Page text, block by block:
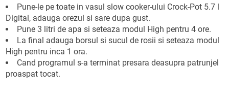
Pune-le pe toate in vasul slow cooker-ului Crock-Pot 5.7 l
Digital, adauga orezul si sare dupa gust.
Pune 3 litri de apa si seteaza modul High pentru 4 ore.
La final adauga borsul si sucul de rosii si seteaza modul
High pentru inca 1 ora.
Cand programul s-a terminat presara deasupra patrunjel
proaspat tocat.